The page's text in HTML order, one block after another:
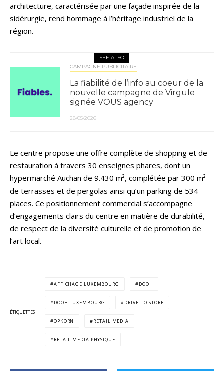
architecture, caractérisée par une façade inspirée de la
sidérurgie, rend hommage à l’héritage industriel de la
région.
SEE ALSO
CAMPAGNE PUBLICITAIRE
La fiabilité de l’info au coeur de la
nouvelle campagne de Virgule
signée VOUS agency
28/05/2026
Le centre propose une offre complète de shopping et de
restauration à travers 30 enseignes phares, dont un
hypermarché Auchan de 9.430 m², complétée par 300 m²
de terrasses et de pergolas ainsi qu’un parking de 534
places. Ce positionnement commercial s’accompagne
d’engagements clairs du centre en matière de durabilité,
de respect de la diversité culturelle et de promotion de
l’art local.
ÉTIQUETTES
AFFICHAGE LUXEMBOURG DOOH
DOOH LUXEMBOURG DRIVE-TO-STORE
OPKORN RETAIL MEDIA
RETAIL MEDIA PHYSIQUE